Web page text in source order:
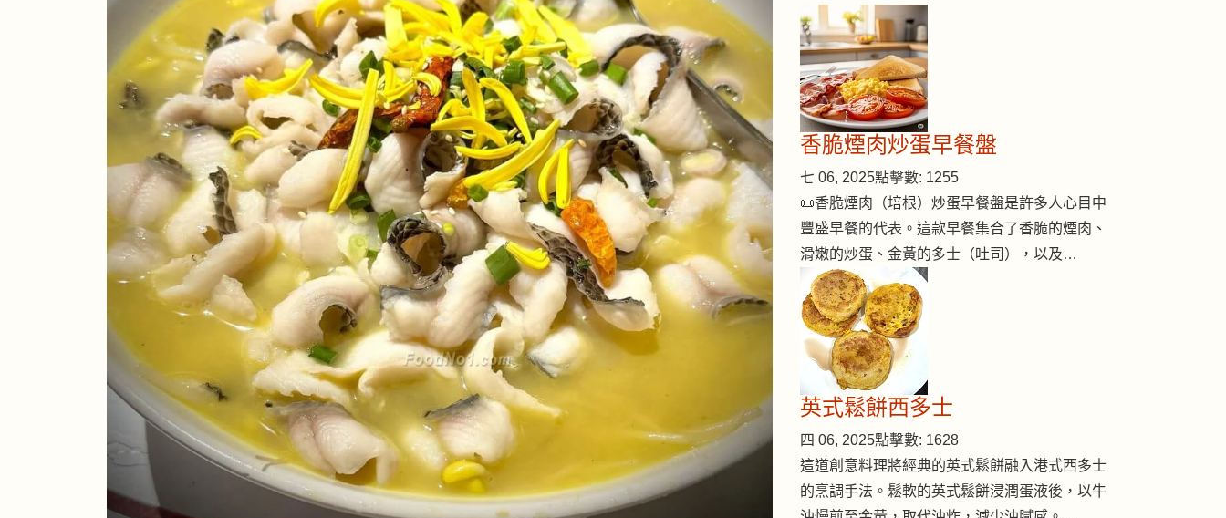
香脆煙肉炒蛋早餐盤
七 06, 2025點擊數: 1255
📜香脆煙肉（培根）炒蛋早餐盤是許多人心目中
豐盛早餐的代表。這款早餐集合了香脆的煙肉、
滑嫩的炒蛋、金黃的多士（吐司），以及…
英式鬆餅西多士
四 06, 2025點擊數: 1628
這道創意料理將經典的英式鬆餅融入港式西多士
的烹調手法。鬆軟的英式鬆餅浸潤蛋液後，以牛